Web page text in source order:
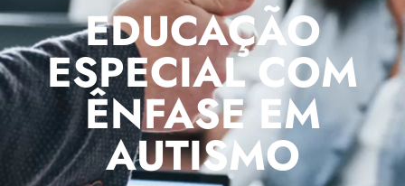
EDUCAÇÃO
ESPECIAL COM
ÊNFASE EM
AUTISMO